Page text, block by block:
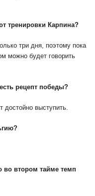
тренировки Карпина?
три дня, поэтому пока
можно будет говорить
рецепт победы?
достойно выступить.
во втором тайме темп